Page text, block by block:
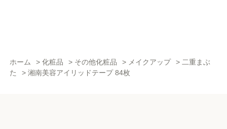
ホーム >化粧品 > その他化粧品 > メイクアップ > 二重まぶ
た
>湘南美容アイリッドテープ 84枚